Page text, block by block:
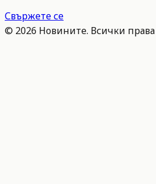
Свържете се
© 2026 Новините. Всички права